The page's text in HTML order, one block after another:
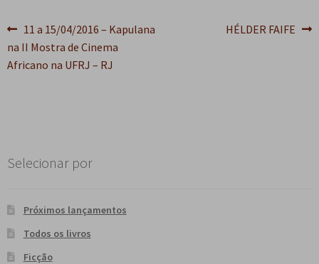
Navegação
de
Post
anterior:
11 a 15/04/2016 – Kapulana
na II Mostra de Cinema
Africano na UFRJ – RJ
Próximo
HÉLDER FAIFE
Selecionar por
Próximos lançamentos
Todos os livros
Ficção